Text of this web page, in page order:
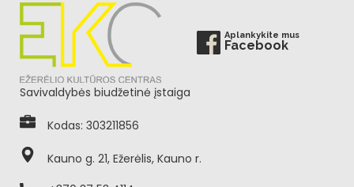
Aplankykite mus
Facebook
Savivaldybės biudžetinė įstaiga
Kodas: 303211856
Kauno g. 21, Ežerėlis, Kauno r.